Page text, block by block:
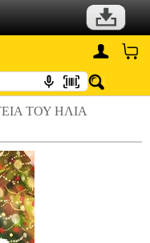
ΤΟΥ ΗΛΙΑ